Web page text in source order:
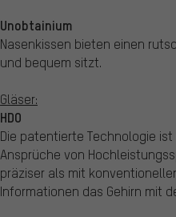
Unobtainium
Nasenkissen bieten einen
und bequem sitzt.
Gläser:
HDO
Die patentierte Technologie
Ansprüche von
präziser als mit
Informationen das Gehirn mit